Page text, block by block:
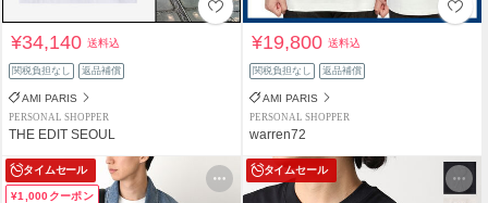
¥34,140送料込
関税負担なし 返品補償
AMI PARIS
PERSONAL SHOPPER
THE EDIT SEOUL
¥19,800送料込
関税負担なし 返品補償
AMI PARIS
PERSONAL SHOPPER
warren72
タイムセール
¥1,000クーポン
タイムセール